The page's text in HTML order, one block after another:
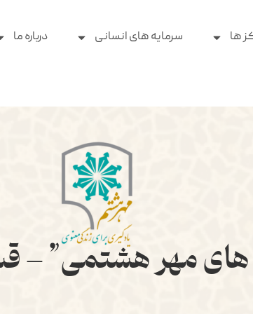
ها سرمایه های انسانی درباره ما
های مهر هشتمی”